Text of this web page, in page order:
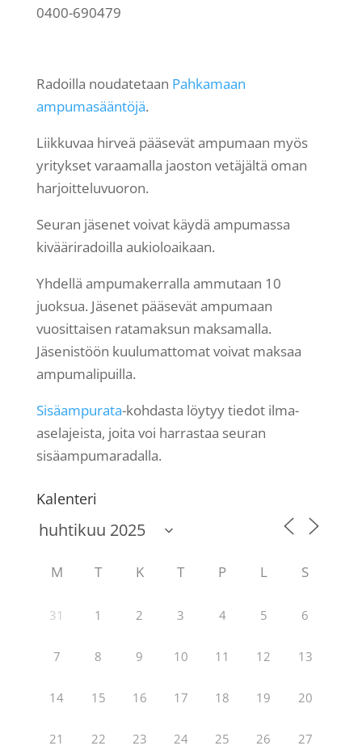
0400-690479
Radoilla noudatetaan Pahkamaan
ampumasääntöjä.
Liikkuvaa hirveä pääsevät ampumaan myös
yritykset varaamalla jaoston vetäjältä oman
harjoitteluvuoron.
Seuran jäsenet voivat käydä ampumassa
kivääriradoilla aukioloaikaan.
Yhdellä ampumakerralla ammutaan 10
juoksua. Jäsenet pääsevät ampumaan
vuosittaisen ratamaksun maksamalla.
Jäsenistöön kuulumattomat voivat maksaa
ampumalipuilla.
Sisäampurata-kohdasta löytyy tiedot ilma-
aselajeista, joita voi harrastaa seuran
sisäampumaradalla.
Kalenteri
M T K T P L S
31 1 2 3 4 5 6
7 8 9 10 11 12 13
14 15 16 17 18 19 20
21 22 23 24 25 26 27